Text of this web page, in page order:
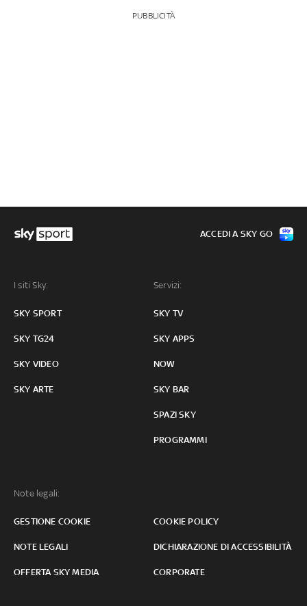
PUBBLICITÀ
I siti Sky:
SKY SPORT
SKY TG24
SKY VIDEO
SKY ARTE
Servizi:
SKY TV
SKY APPS
NOW
SKY BAR
SPAZI SKY
PROGRAMMI
Note legali:
GESTIONE COOKIE COOKIE POLICY
NOTE LEGALI DICHIARAZIONE DI ACCESSIBILITÀ
OFFERTA SKY MEDIA CORPORATE
ACCEDI A SKY GO